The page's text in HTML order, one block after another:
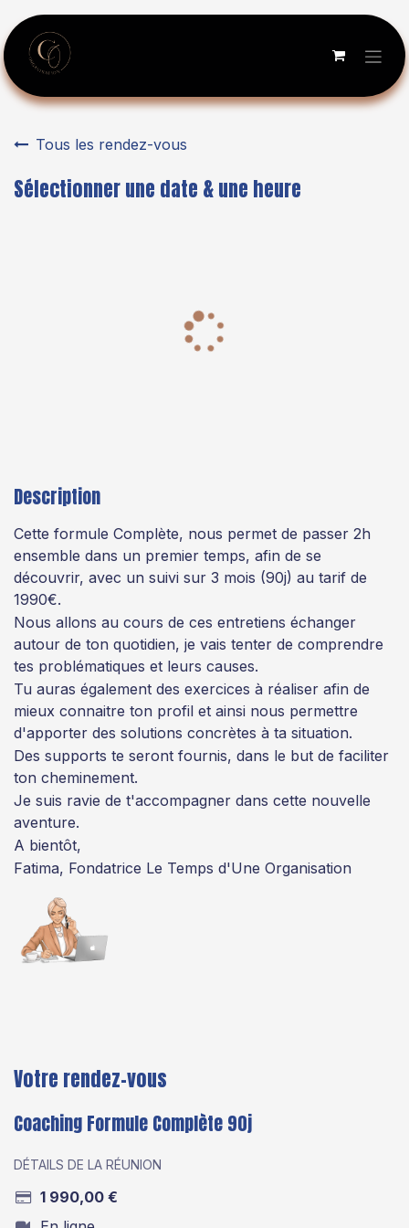
Se rendre au contenu
Tous les rendez-vous
Sélectionner une date & une heure
Description
Cette formule Complète, nous permet de passer 2h
ensemble dans un premier temps, afin de se
découvrir, avec un suivi sur 3 mois (90j) au tarif de
1990€.
Nous allons au cours de ces entretiens échanger
autour de ton quotidien, je vais tenter de comprendre
tes problématiques et leurs causes.
Tu auras également des exercices à réaliser afin de
mieux connaitre ton profil et ainsi nous permettre
d'apporter des solutions concrètes à ta situation.
Des supports te seront fournis, dans le but de faciliter
ton cheminement.
Je suis ravie de t'accompagner dans cette nouvelle
aventure.
A bientôt,
Fatima, Fondatrice Le Temps d'Une Organisation
Votre rendez-vous
Coaching Formule Complète 90j
DÉTAILS DE LA RÉUNION
1 990,00€